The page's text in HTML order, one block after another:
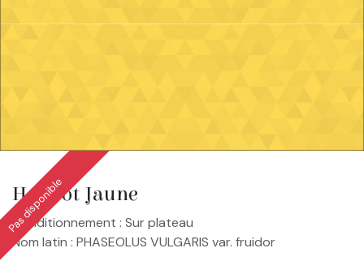
Haricot Jaune
Pas disponible
Conditionnement : Sur plateau
Nom latin : PHASEOLUS VULGARIS var. fruidor